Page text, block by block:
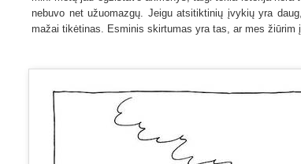
nebuvo net užuomazgų. Jeigu atsitiktinių įvykių yra
mažai tikėtinas. Esminis skirtumas yra tas, ar mes žiūrim